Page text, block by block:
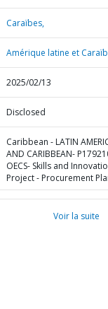
Caraïbes,
Amérique latine et
2025/02/13
Disclosed
Caribbean - LATIN
AND CARIBBEAN-
OECS- Skills and
Project - Procurement
Voir la suite